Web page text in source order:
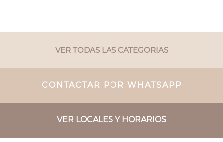
VER TODAS LAS CATEGORIAS
CONTACTAR POR WHATSAPP
VER LOCALES Y HORARIOS